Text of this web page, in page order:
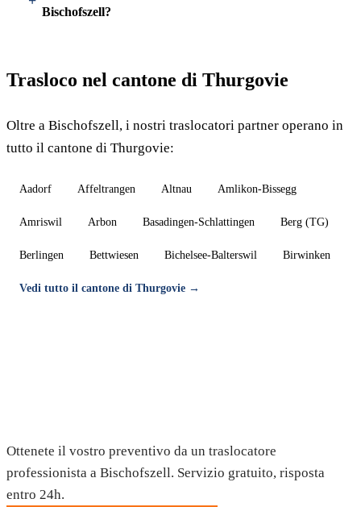
Bischofszell?
Trasloco nel cantone di Thurgovie
Oltre a Bischofszell, i nostri traslocatori partner operano in
tutto il cantone di Thurgovie:
Aadorf Affeltrangen Altnau Amlikon-Bissegg
Amriswil Arbon Basadingen-Schlattingen Berg (TG)
Berlingen Bettwiesen Bichelsee-Balterswil Birwinken
Vedi tutto il cantone di Thurgovie →
Ottenete il vostro preventivo da un traslocatore
professionista a Bischofszell. Servizio gratuito, risposta
entro 24h.